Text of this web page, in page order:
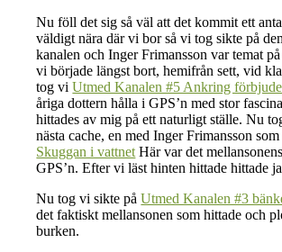
Nu föll det sig så väl att det kommit ett
väldigt nära där vi bor så vi tog sikte på
kanalen och Inger Frimansson var temat
vi började längst bort, hemifrån sett, vid
tog viUtmed Kanalen #5 Ankring
åriga dottern hålla i GPS’n med stor
hittades av mig på ett naturligt ställe. Nu
nästa cache, en med Inger Frimansson som
Skuggan i vattnet Här var det
GPS’n. Efter vi läst hinten hittade hittade
Nu tog vi sikte påUtmed Kanalen #3
det faktiskt mellansonen som hittade och
burken.